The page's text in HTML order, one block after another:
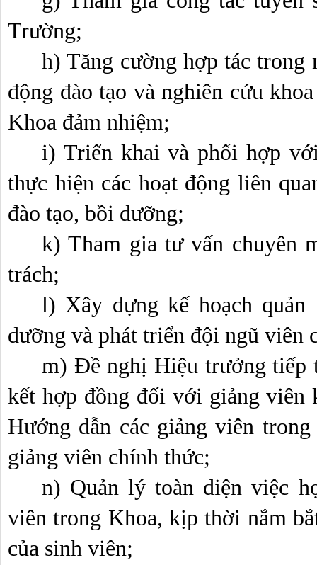
Trường;
h) Tăng cường hợp tác trong
động đào tạo và nghiên cứu
Khoa đảm nhiệm;
i) Triển khai và phối hợp
thực hiện các hoạt động liên
đào tạo, bồi dưỡng;
k) Tham gia tư vấn chuyên
trách;
l) Xây dựng kế hoạch
dưỡng và phát triển đội ngũ viên
m) Đề nghị Hiệu trưởng tiếp
kết hợp đồng đối với giảng viên
Hướng dẫn các giảng viên
giảng viên chính thức;
n) Quản lý toàn diện việc
viên trong Khoa, kịp thời nắm
của sinh viên;